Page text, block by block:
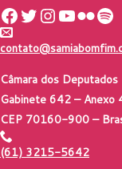
Facebook Twitter Instagram Youtube Flickr Spotify
Câmara dos Deputados
Gabinete 642 – Anexo
CEP 70160-900 –
(61) 3215-5642